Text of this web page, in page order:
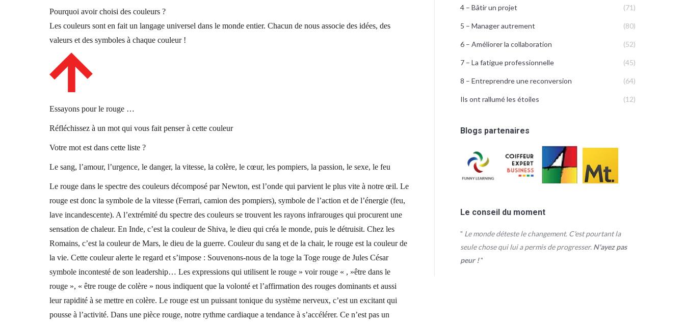
Pourquoi avoir choisi des couleurs ?
Les couleurs sont en fait un langage universel dans le monde entier. Chacun de nous associe des idées, des
valeurs et des symboles à chaque couleur !
Essayons pour le rouge …
Réfléchissez à un mot qui vous fait penser à cette couleur
Votre mot est dans cette liste ?
Le sang, l’amour, l’urgence, le danger, la vitesse, la colère, le cœur, les pompiers, la passion, le sexe, le feu
Le rouge dans le spectre des couleurs décomposé par Newton, est l’onde qui parvient le plus vite à notre œil. Le
rouge est donc la symbole de la vitesse (Ferrari, camion des pompiers), symbole de l’action et de l’énergie (feu,
lave incandescente). A l’extrémité du spectre des couleurs se trouvent les rayons infrarouges qui procurent une
sensation de chaleur. En Inde, c’est la couleur de Shiva, le dieu qui créa le monde, puis le détruisit. Chez les
Romains, c’est la couleur de Mars, le dieu de la guerre. Couleur du sang et de la chair, le rouge est la couleur de
la vie. Cette couleur alerte le regard et s’impose : Souvenons-nous de la toge la Toge rouge de Jules César
symbole incontesté de son leadership… Les expressions qui utilisent le rouge » voir rouge « , »être dans le
rouge », « être rouge de colère » nous indiquent que la volonté et l’affirmation des rouges dominants et aussi
leur rapidité à se mettre en colère. Le rouge est un puissant tonique du système nerveux, c’est un excitant qui
pousse à l’activité. Dans une pièce rouge, notre rythme cardiaque a tendance à s’accélérer. Ce n’est pas un
4 – Bâtir un projet (71)
5 – Manager autrement (80)
6 – Améliorer la collaboration (52)
7 – La fatigue professionnelle (45)
8 – Entreprendre une reconversion (64)
Ils ont rallumé les étoiles (12)
Blogs partenaires
Le conseil du moment
" Le monde déteste le changement. C'est pourtant la
seule chose qui lui a permis de progresser. N'ayez pas
peur !"